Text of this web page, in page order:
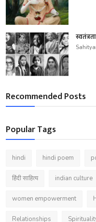
Recommended Posts
Popular Tags
hindi hindi poem
हिंदी साहित्य indian culture
women empowerment
Relationships